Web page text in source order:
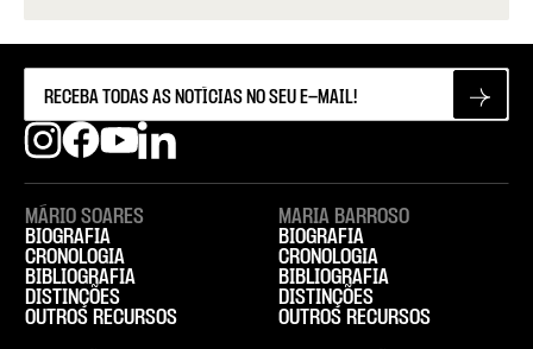
MÁRIO SOARES
BIOGRAFIA
CRONOLOGIA
BIBLIOGRAFIA
DISTINÇÕES
OUTROS RECURSOS
MARIA BARROSO
BIOGRAFIA
CRONOLOGIA
BIBLIOGRAFIA
DISTINÇÕES
OUTROS RECURSOS